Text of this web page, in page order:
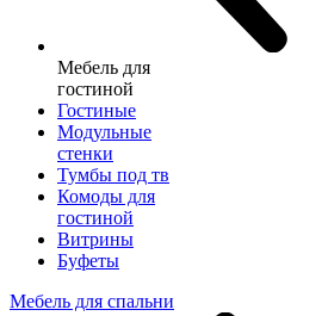
Мебель для
гостиной
Гостиные
Модульные
стенки
Тумбы под тв
Комоды для
гостиной
Витрины
Буфеты
Мебель для спальни